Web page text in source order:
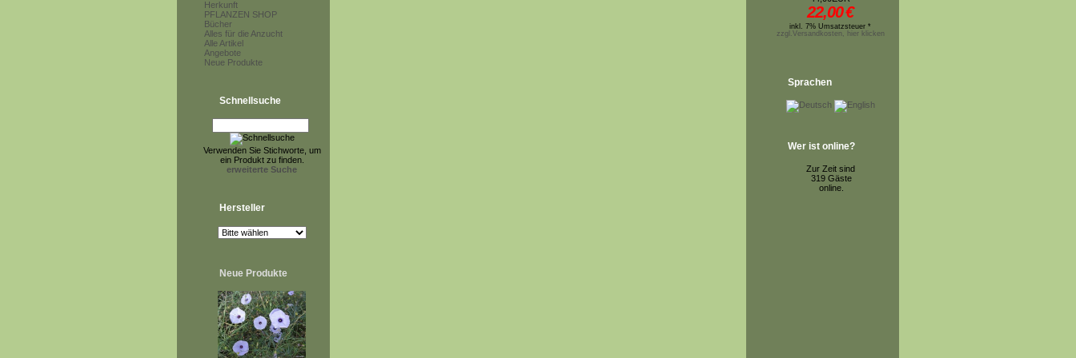
Herkunft
PFLANZEN SHOP
Bücher
Alles für die Anzucht
Alle Artikel
Angebote
Neue Produkte
Schnellsuche
Verwenden Sie Stichworte, um
ein Produkt zu finden.
erweiterte Suche
Hersteller
Neue Produkte
22,00€
inkl. 7% Umsatzsteuer *
zzgl.Versandkosten, hier klicken
Sprachen
Wer ist online?
Zur Zeit sind
319 Gäste
online.